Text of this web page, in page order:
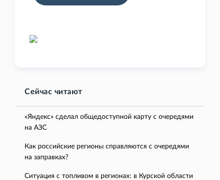
Сейчас читают
«Яндекс» сделал общедоступной карту с очередями
на АЗС
Как российские регионы справляются с очередями
на заправках?
Ситуация с топливом в регионах: в Курской области